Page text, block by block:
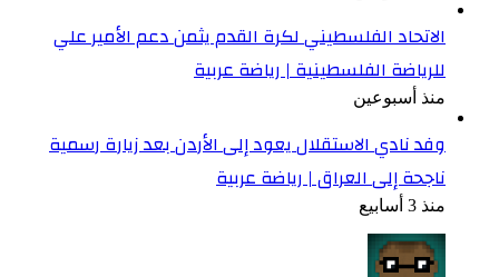
الاتحاد الفلسطيني لكرة القدم يثمن دعم الأمير علي
للرياضة الفلسطينية | رياضة عربية
منذ أسبوعين
وفد نادي الاستقلال يعود إلى الأردن بعد زيارة رسمية
ناجحة إلى العراق | رياضة عربية
منذ 3 أسابيع